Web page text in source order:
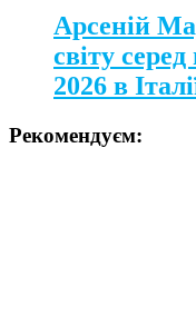
Арсеній
світу
2026 в
Рекомендуєм: